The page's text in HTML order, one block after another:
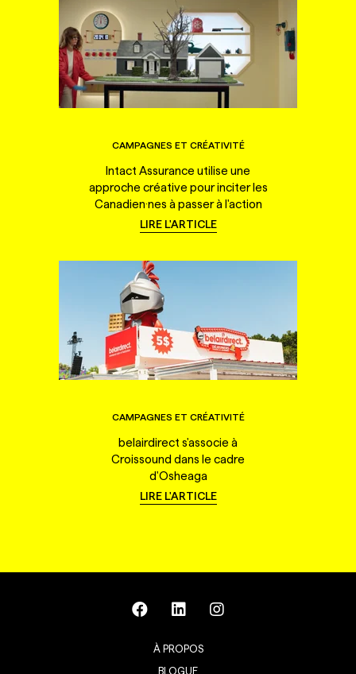
CAMPAGNES ET CRÉATIVITÉ
Intact Assurance utilise une
approche créative pour inciter les
Canadien·nes à passer à l'action
LIRE L'ARTICLE
CAMPAGNES ET CRÉATIVITÉ
belairdirect s'associe à
Croissound dans le cadre
d'Osheaga
LIRE L'ARTICLE
À PROPOS
BLOGUE